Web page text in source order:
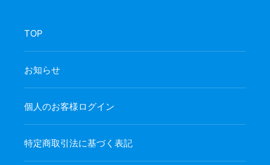
TOP
お知らせ
個人のお客様ログイン
特定商取引法に基づく表記